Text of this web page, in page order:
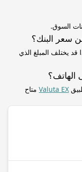
السوق.
يختلف المبلغ الذي
الهاتف؟
Valuta EX متاح